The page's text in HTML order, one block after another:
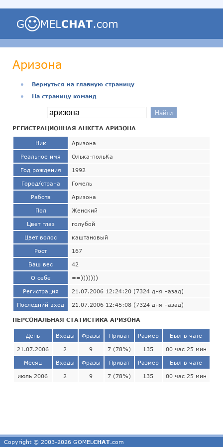
Аризона
●
Вернуться на главную страницу
●
На страницу команд
РЕГИСТРАЦИОННАЯ АНКЕТА АРИЗОНА
Ник Аризона
Реальное имя Олька-польКа
Год рождения 1992
Город/страна Гомель
Работа Аризона
Пол Женский
Цвет глаз голубой
Цвет волос каштановый
Рост 167
Ваш вес 42
О себе ==)))))))
Регистрация 21.07.2006 12:24:20 (7324 дня назад)
Последний вход 21.07.2006 12:45:08 (7324 дня назад)
ПЕРСОНАЛЬНАЯ СТАТИСТИКА АРИЗОНА
День Входы Фразы Приват Размер Был в чате
21.07.2006 2 9 7 (78%) 135 00 час 25 мин
Месяц Входы Фразы Приват Размер Был в чате
июль 2006 2 9 7 (78%) 135 00 час 25 мин
Copyright © 2003-2026 GOMEL CHAT.com